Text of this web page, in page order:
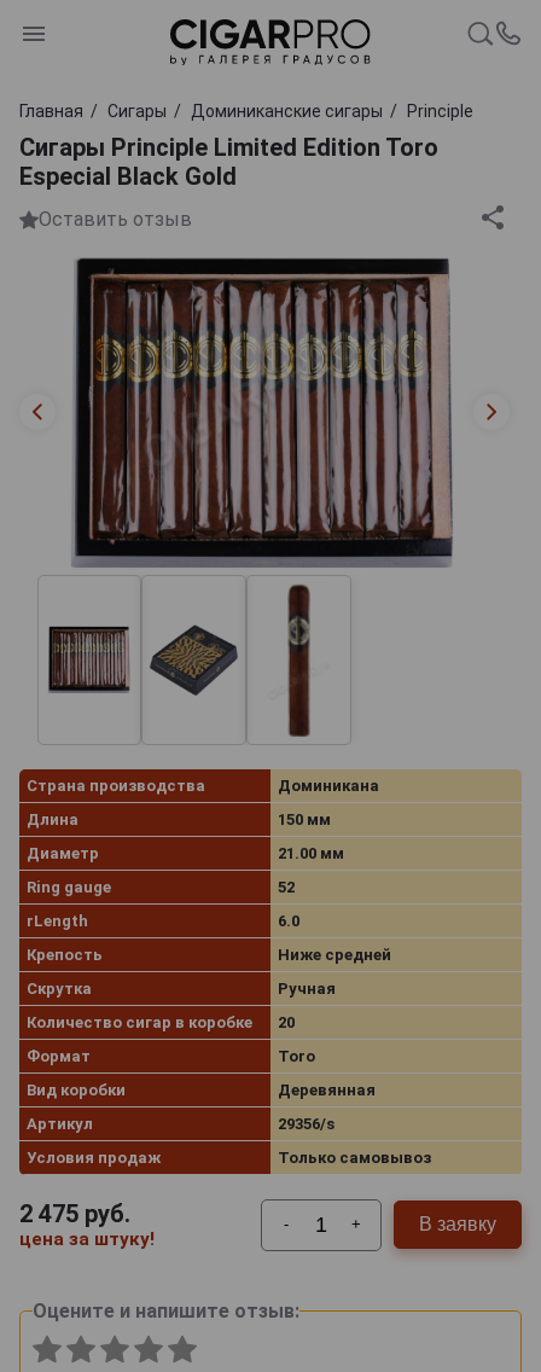
Главная Сигары Доминиканские сигары Principle
Сигары Principle Limited Edition Toro
Especial Black Gold
Оставить отзыв
Страна производства
Доминикана
Длина
150 мм
Диаметр
21.00 мм
Ring gauge
52
rLength
6.0
Крепость
Ниже средней
Скрутка
Ручная
Количество сигар в коробке
20
Формат
Toro
Вид коробки
Деревянная
Артикул
29356/s
Условия продаж
Только самовывоз
2 475 руб.
цена за штуку!
- + В заявку
Оцените и напишите отзыв: